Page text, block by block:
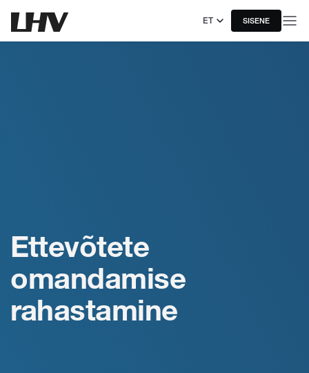
ET SISENE
Ettevõtete
omandamise
rahastamine